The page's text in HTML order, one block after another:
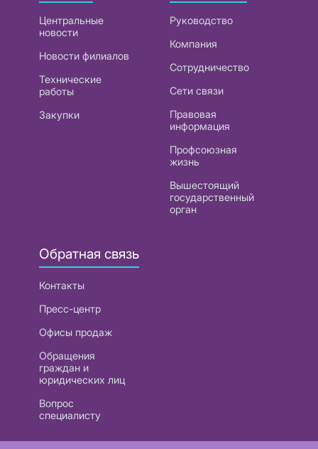
Центральные
новости
Новости филиалов
Технические
работы
Закупки
Руководство
Компания
Сотрудничество
Сети связи
Правовая
информация
Профсоюзная
жизнь
Вышестоящий
государственный
орган
Обратная связь
Контакты
Пресс-центр
Офисы продаж
Обращения
граждан и
юридических лиц
Вопрос
специалисту